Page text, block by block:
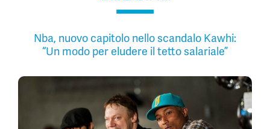
Nba, nuovo capitolo nello scandalo Kawhi:
“Un modo per eludere il tetto salariale”